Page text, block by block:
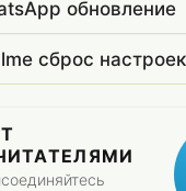
обновление
сброс настроек